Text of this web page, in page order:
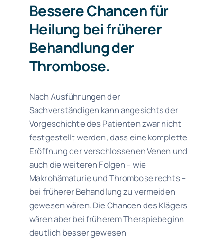
Bessere Chancen für
Heilung bei früherer
Behandlung der
Thrombose.
Nach Ausführungen der
Sachverständigen kann angesichts der
Vorgeschichte des Patienten zwar nicht
festgestellt werden, dass eine komplette
Eröffnung der verschlossenen Venen und
auch die weiteren Folgen – wie
Makrohämaturie und Thrombose rechts –
bei früherer Behandlung zu vermeiden
gewesen wären. Die Chancen des Klägers
wären aber bei früherem Therapiebeginn
deutlich besser gewesen.